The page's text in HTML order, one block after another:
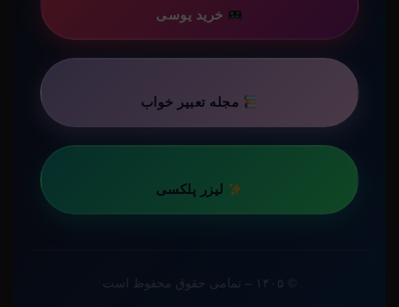
خرید یوسی
مجله تعبیر خواب
لیزر پلکسی